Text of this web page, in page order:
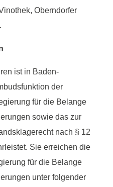
Oberndorfer
ist in Baden-
der
für die Belange
sowie das zur
nach § 12
Sie erreichen die
für die Belange
unter folgender